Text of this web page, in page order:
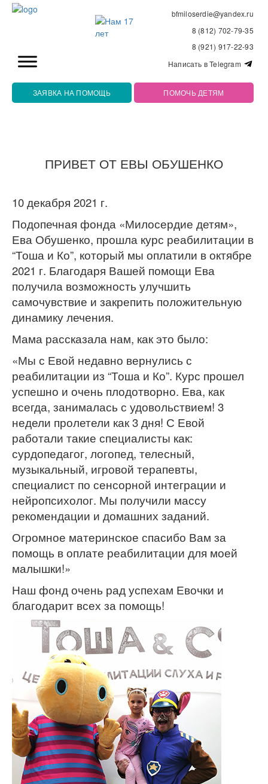
bfmiloserdie@yandex.ru
8 (812) 702-79-35
8 (921) 917-22-93
Написать в Telegram
ЗАЯВКА НА ПОМОЩЬ ПОМОЧЬ ДЕТЯМ
ПРИВЕТ ОТ ЕВЫ ОБУШЕНКО
10 декабря 2021 г.
Подопечная фонда «Милосердие детям»,
Ева Обушенко, прошла курс реабилитации в
“Тоша и Ко”, который мы оплатили в октябре
2021 г. Благодаря Вашей помощи Ева
получила возможность улучшить
самочувствие и закрепить положительную
динамику лечения.
Мама рассказала нам, как это было:
«Мы с Евой недавно вернулись с
реабилитации из “Тоша и Ко”. Курс прошел
успешно и очень плодотворно. Ева, как
всегда, занималась с удовольствием! 3
недели пролетели как 3 дня! С Евой
работали такие специалисты как:
сурдопедагог, логопед, телесный,
музыкальный, игровой терапевты,
специалист по сенсорной интеграции и
нейропсихолог. Мы получили массу
рекомендации и домашних заданий.
Огромное материнское спасибо Вам за
помощь в оплате реабилитации для моей
малышки!»
Наш фонд очень рад успехам Евочки и
благодарит всех за помощь!